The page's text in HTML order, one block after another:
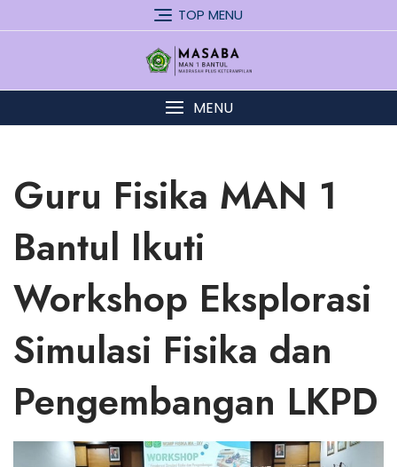
to
TOP MENU
MENU
Guru Fisika MAN 1
Bantul Ikuti
Workshop Eksplorasi
Simulasi Fisika dan
Pengembangan LKPD